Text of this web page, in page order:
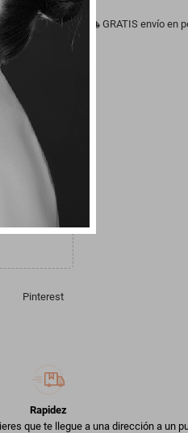
CON
+50€
Pinterest
local_shippingGRATIS envío en
Rapidez
que te llegue a una dirección a un